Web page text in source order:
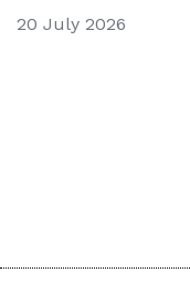
20 July 2026